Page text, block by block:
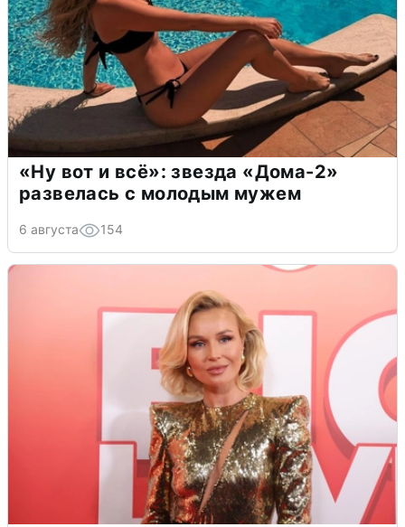
«Ну вот и всё»: звезда «Дома-2»
развелась с молодым мужем
6 августа 154